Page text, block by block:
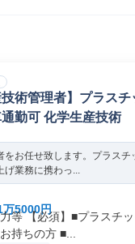
技術管理者】プラスチ
勤可 化学生産技術
をお任せ致します。プラスチ
げ業務に携わっ...
万5000円
等 【必須】■プラスチ
持ちの方 ■...